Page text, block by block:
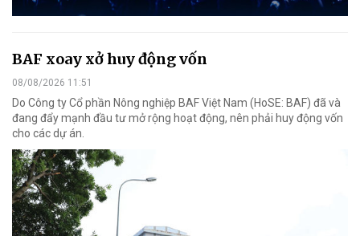
BAF xoay xở huy động vốn
08/08/2026 11:51
Do Công ty Cổ phần Nông nghiệp BAF Việt Nam (HoSE: BAF) đã và
đang đẩy mạnh đầu tư mở rộng hoạt động, nên phải huy động vốn
cho các dự án.